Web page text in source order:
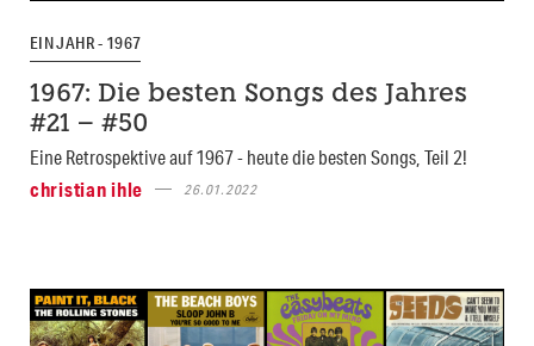
EIN JAHR - 1967
1967: Die besten Songs des Jahres
#21 – #50
Eine Retrospektive auf 1967 - heute die besten Songs, Teil 2!
christian ihle
26.01.2022